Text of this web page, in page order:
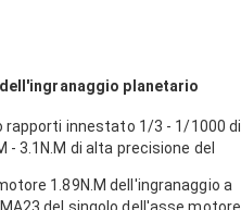
planetario
rapporti innestato 1/3 - 1/1000 di
- 3.1N.M di alta precisione del
1.89N.M dell'ingranaggio a